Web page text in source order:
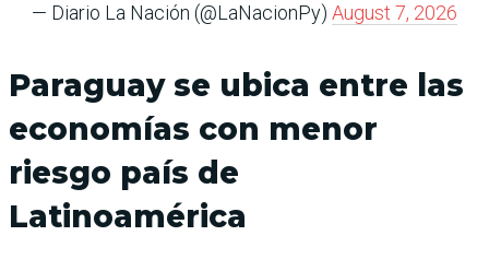
— Diario La Nación (@LaNacionPy) August 7, 2026
Paraguay se ubica entre las
economías con menor
riesgo país de
Latinoamérica